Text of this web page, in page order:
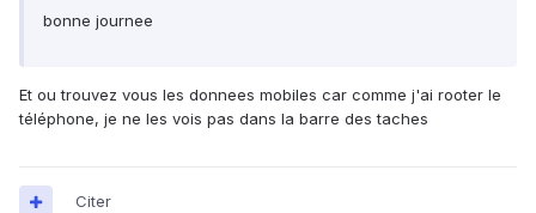
bonne journee
Et ou trouvez vous les donnees mobiles car comme j'ai rooter le
téléphone, je ne les vois pas dans la barre des taches
Citer